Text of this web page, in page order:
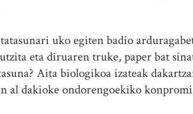
uko egiten badio
eta diruaren truke, paper bat
Aita biologikoa izateak
al dakioke ondorengoekiko